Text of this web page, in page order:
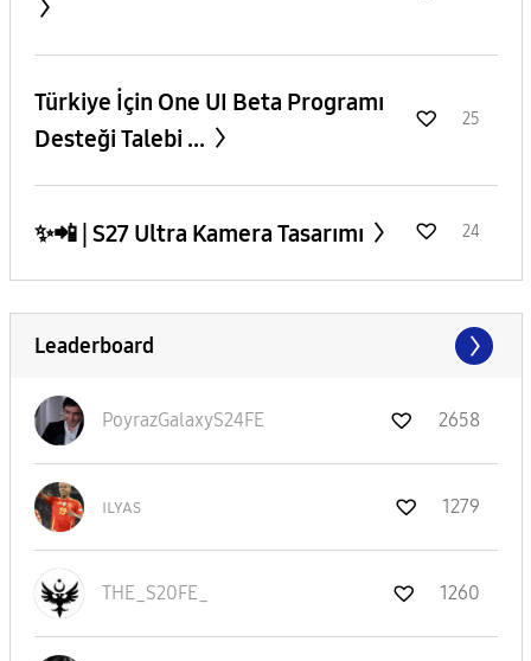
​Türkiye İçin One UI Beta Programı
Desteği Talebi ...
25
✨️📲 | S27 Ultra Kamera Tasarımı 24
Leaderboard
PoyrazGalaxyS24FE 2658
ɪʟʏᴀs 1279
THE_S20FE_ 1260